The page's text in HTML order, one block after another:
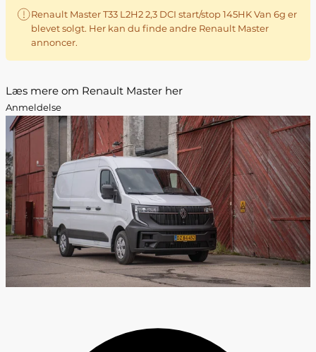
Renault Master T33 L2H2 2,3 DCI start/stop 145HK Van 6g er
blevet solgt. Her kan du finde andre Renault Master
annoncer.
Læs mere om Renault Master her
Anmeldelse